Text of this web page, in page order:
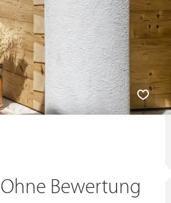
Ohne Bewertung